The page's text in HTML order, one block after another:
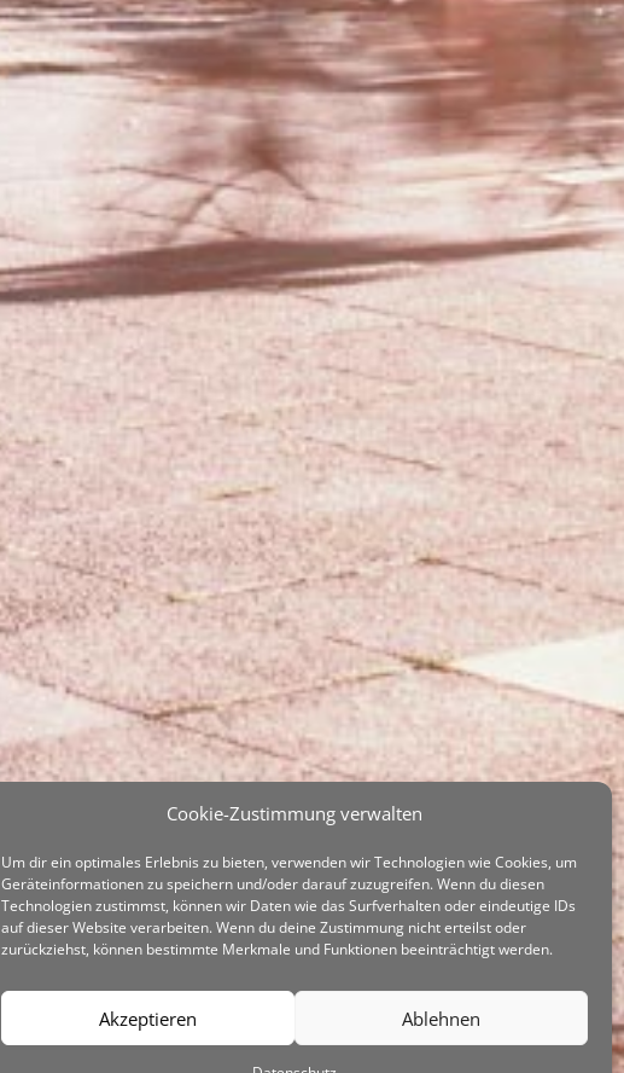
Cookie-Zustimmung verwalten
Um dir ein optimales Erlebnis zu bieten, verwenden wir Technologien wie Cookies, um
Geräteinformationen zu speichern und/oder darauf zuzugreifen. Wenn du diesen
Technologien zustimmst, können wir Daten wie das Surfverhalten oder eindeutige IDs
auf dieser Website verarbeiten. Wenn du deine Zustimmung nicht erteilst oder
zurückziehst, können bestimmte Merkmale und Funktionen beeinträchtigt werden.
Akzeptieren Ablehnen